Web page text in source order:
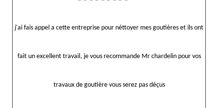
j'ai fais appel a cette entreprise pour néttoyer mes goutières et ils ont
fait un excellent travail, je vous recommande Mr chardelin pour vos
travaux de goutière vous serez pas déçus